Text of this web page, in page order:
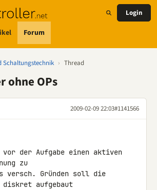
Forum
Login
Schaltungstechnik › Thread
ohne OPs
2009-02-09 22:03#1141566
der Aufgabe einen aktiven
zu
versch. Gründen soll die
diskret aufgebaut